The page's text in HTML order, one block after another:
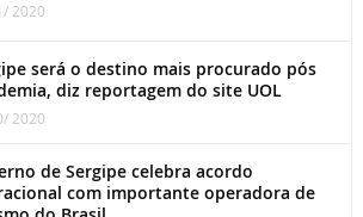
2020
será o destino mais procurado pós
diz reportagem do site UOL
2020
de Sergipe celebra acordo
com importante operadora de